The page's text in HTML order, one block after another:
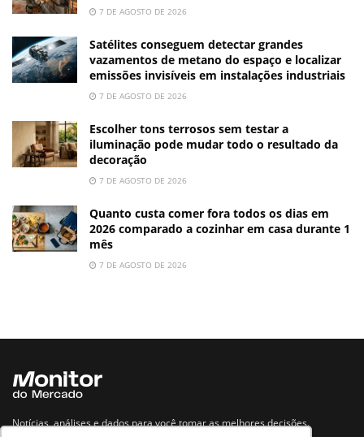
7 DE AGOSTO DE 2026
Satélites conseguem detectar grandes
vazamentos de metano do espaço e localizar
emissões invisíveis em instalações industriais
7 DE AGOSTO DE 2026
Escolher tons terrosos sem testar a
iluminação pode mudar todo o resultado da
decoração
7 DE AGOSTO DE 2026
Quanto custa comer fora todos os dias em
2026 comparado a cozinhar em casa durante 1
mês
7 DE AGOSTO DE 2026
Notícias, análises e dados para você tomar as melhores decisões.